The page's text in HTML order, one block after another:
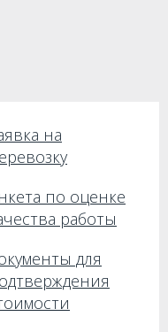
на
по оценке
работы
для